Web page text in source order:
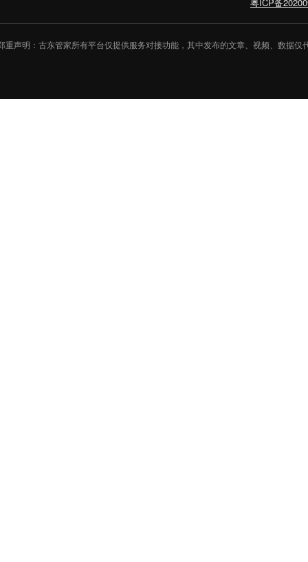
重声明：古东管家所有平台仅提供服务对接功能，其中发布的文章、视频、数据